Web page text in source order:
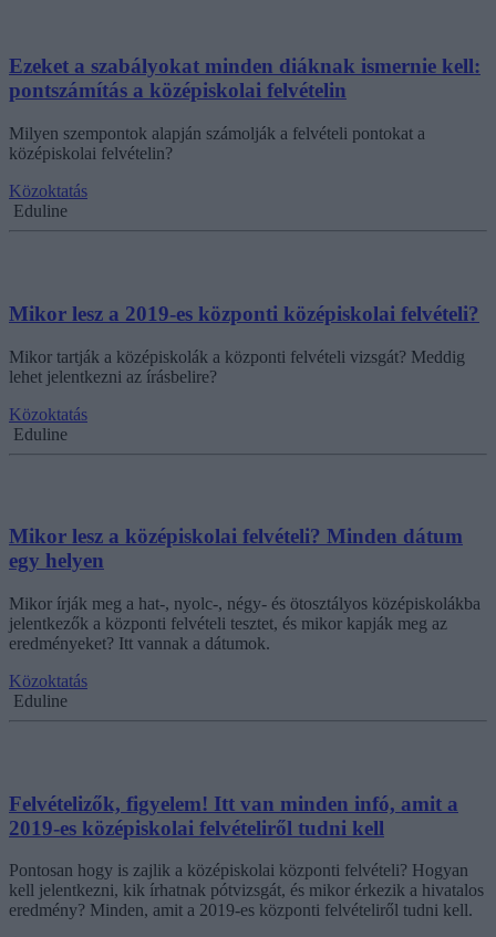
Ezeket a szabályokat minden diáknak ismernie kell:
pontszámítás a középiskolai felvételin
Milyen szempontok alapján számolják a felvételi pontokat a
középiskolai felvételin?
Közoktatás
Eduline
Mikor lesz a 2019-es központi középiskolai felvételi?
Mikor tartják a középiskolák a központi felvételi vizsgát? Meddig
lehet jelentkezni az írásbelire?
Közoktatás
Eduline
Mikor lesz a középiskolai felvételi? Minden dátum
egy helyen
Mikor írják meg a hat-, nyolc-, négy- és ötosztályos középiskolákba
jelentkezők a központi felvételi tesztet, és mikor kapják meg az
eredményeket? Itt vannak a dátumok.
Közoktatás
Eduline
Felvételizők, figyelem! Itt van minden infó, amit a
2019-es középiskolai felvételiről tudni kell
Pontosan hogy is zajlik a középiskolai központi felvételi? Hogyan
kell jelentkezni, kik írhatnak pótvizsgát, és mikor érkezik a hivatalos
eredmény? Minden, amit a 2019-es központi felvételiről tudni kell.